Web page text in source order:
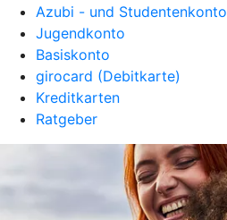
Azubi - und Studentenkonto
Jugendkonto
Basiskonto
girocard (Debitkarte)
Kreditkarten
Ratgeber